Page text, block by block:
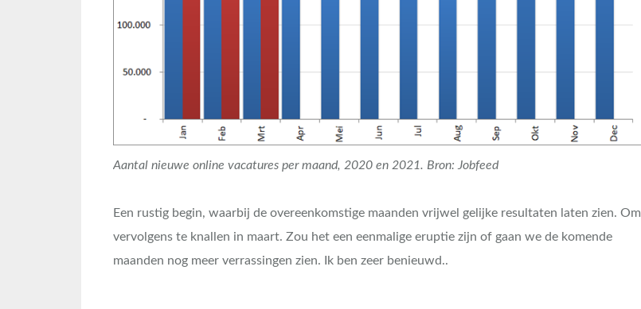
Aantal nieuwe online vacatures per maand, 2020 en 2021. Bron: Jobfeed
Een rustig begin, waarbij de overeenkomstige maanden vrijwel gelijke resultaten laten zien. Om
vervolgens te knallen in maart. Zou het een eenmalige eruptie zijn of gaan we de komende
maanden nog meer verrassingen zien. Ik ben zeer benieuwd..